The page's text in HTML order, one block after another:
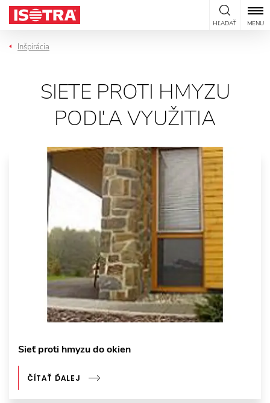
Preskočiť na obsah
HĽADAŤ MENU
Inšpirácia
SIETE PROTI HMYZU
PODĽA VYUŽITIA
Sieť proti hmyzu do okien
ČÍTAŤ ĎALEJ